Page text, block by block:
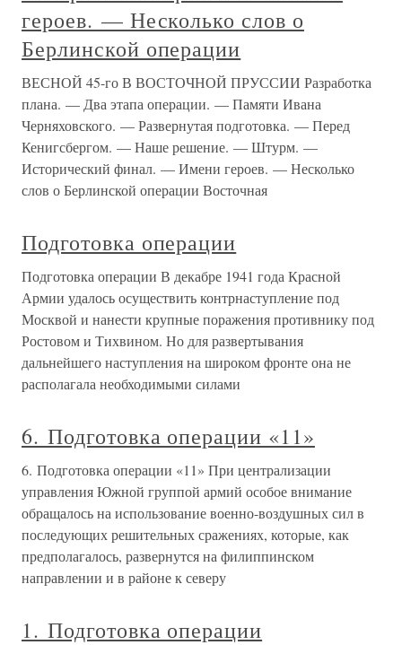
героев. — Несколько слов о
Берлинской операции
ВЕСНОЙ 45-го В ВОСТОЧНОЙ ПРУССИИ Разработка
плана. — Два этапа операции. — Памяти Ивана
Черняховского. — Развернутая подготовка. — Перед
Кенигсбергом. — Наше решение. — Штурм. —
Исторический финал. — Имени героев. — Несколько
слов о Берлинской операции Восточная
Подготовка операции
Подготовка операции В декабре 1941 года Красной
Армии удалось осуществить контрнаступление под
Москвой и нанести крупные поражения противнику под
Ростовом и Тихвином. Но для развертывания
дальнейшего наступления на широком фронте она не
располагала необходимыми силами
6. Подготовка операции «11»
6. Подготовка операции «11» При централизации
управления Южной группой армий особое внимание
обращалось на использование военно-воздушных сил в
последующих решительных сражениях, которые, как
предполагалось, развернутся на филиппинском
направлении и в районе к северу
1. Подготовка операции